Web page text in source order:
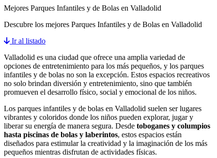
Mejores Parques Infantiles y de Bolas en Valladolid
Descubre los mejores Parques Infantiles y de Bolas en Valladolid
Ir al listado
Valladolid es una ciudad que ofrece una amplia variedad de
opciones de entretenimiento para los más pequeños, y los parques
infantiles y de bolas no son la excepción. Estos espacios recreativos
no solo brindan diversión y entretenimiento, sino que también
promueven el desarrollo físico, social y emocional de los niños.
Los parques infantiles y de bolas en Valladolid suelen ser lugares
vibrantes y coloridos donde los niños pueden explorar, jugar y
liberar su energía de manera segura. Desde toboganes y columpios
hasta piscinas de bolas y laberintos, estos espacios están
diseñados para estimular la creatividad y la imaginación de los más
pequeños mientras disfrutan de actividades físicas.